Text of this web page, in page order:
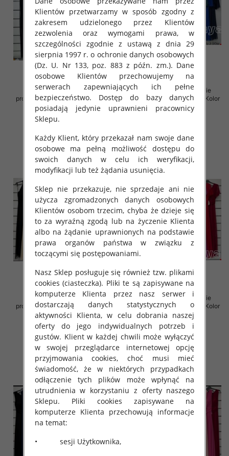
Sukienki damskie (Włoskie
produkt) Roz Standard, Mix Kolor
Paczka 5 szt
72.00 zł
szczegóły
Sukienki damskie (Włoskie
produkt) Roz Standard, Mix Kolor
Paczka 5 szt
szczegóły
Sukienki damskie (Włoskie
produkt) Roz Standard, Mix Kolor
Paczka 5 szt
54.00 zł
szczegóły
Sukienki damskie (Włoskie
produkt) Roz Standard, Mix Kolor
Paczka 5 szt
54.00 zł
szczegóły
Klientów przetwarzamy w sposób zgodny z
zakresem udzielonego przez Klientów
zezwolenia oraz wymogami prawa, w
szczególności zgodnie z ustawą z dnia 29
sierpnia 1997 r. o ochronie danych osobowych
(Dz. U. Nr 133, poz. 883 z późn. zm.). Dane
osobowe Klientów przechowujemy na
serwerach zapewniających ich pełne
bezpieczeństwo. Dostęp do bazy danych
posiadają jedynie uprawnieni pracownicy
Sklepu.
Każdy Klient, który przekazał nam swoje dane
osobowe ma pełną możliwość dostępu do
swoich danych w celu ich weryfikacji,
modyfikacji lub też żądania usunięcia.
Sklep nie przekazuje, nie sprzedaje ani nie
użycza zgromadzonych danych osobowych
Klientów osobom trzecim, chyba że dzieje się
to za wyraźną zgodą lub na życzenie Klienta
albo na żądanie uprawnionych na podstawie
prawa organów państwa w związku z
toczącymi się postępowaniami.
Nasz Sklep posługuje się również tzw. plikami
cookies (ciasteczka). Pliki te są zapisywane na
komputerze Klienta przez nasz serwer i
dostarczają danych statystycznych o
aktywności Klienta, w celu dobrania naszej
oferty do jego indywidualnych potrzeb i
gustów. Klient w każdej chwili może wyłączyć
w swojej przeglądarce internetowej opcję
przyjmowania cookies, choć musi mieć
świadomość, że w niektórych przypadkach
odłączenie tych plików może wpłynąć na
utrudnienia w korzystaniu z oferty naszego
Sklepu. Pliki cookies zapisywane na
komputerze Klienta przechowują informacje
na temat:
• sesji Użytkownika,